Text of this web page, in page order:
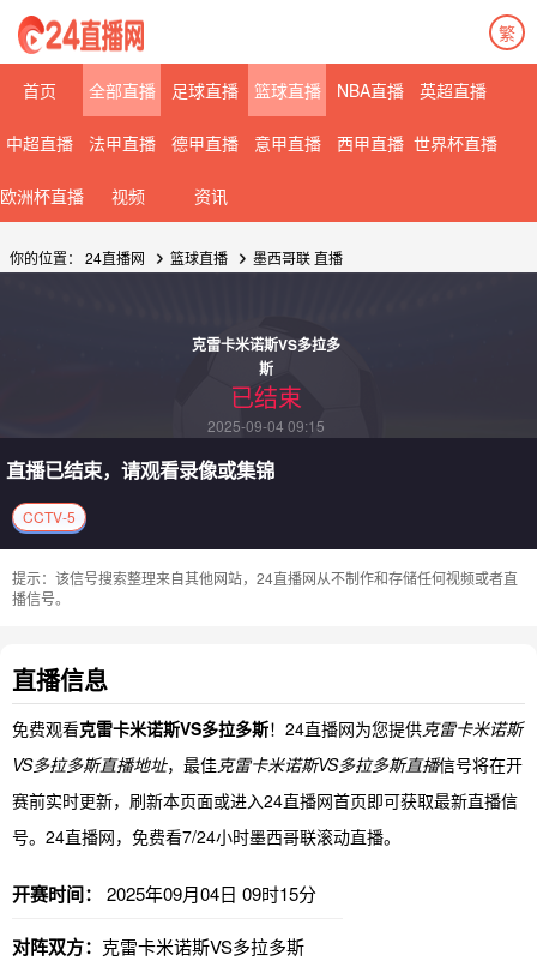
繁
首页 全部直播 足球直播 篮球直播 NBA直播 英超直播
中超直播 法甲直播 德甲直播 意甲直播 西甲直播 世界杯直播
欧洲杯直播 视频 资讯
你的位置： 24直播网 篮球直播 墨西哥联 直播
克雷卡米诺斯VS多拉多
斯
已结束
2025-09-04 09:15
直播已结束，请观看录像或集锦
CCTV-5
提示：该信号搜索整理来自其他网站，24直播网从不制作和存储任何视频或者直
播信号。
直播信息
免费观看克雷卡米诺斯VS多拉多斯！24直播网为您提供克雷卡米诺斯
VS多拉多斯直播地址，最佳克雷卡米诺斯VS多拉多斯直播信号将在开
赛前实时更新，刷新本页面或进入24直播网首页即可获取最新直播信
号。24直播网，免费看7/24小时墨西哥联滚动直播。
开赛时间： 2025年09月04日 09时15分
对阵双方： 克雷卡米诺斯VS多拉多斯